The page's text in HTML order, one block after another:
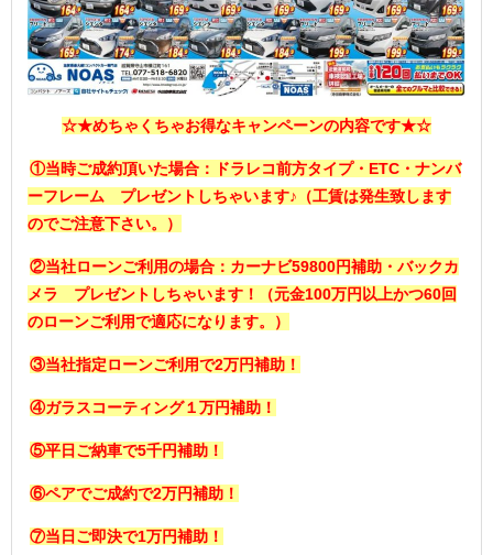
☆★めちゃくちゃお得なキャンペーンの内容です★☆
①当時ご成約頂いた場合：ドラレコ前方タイプ・ETC・ナンバ
ーフレーム プレゼントしちゃいます♪（工賃は発生致します
のでご注意下さい。）
②当社ローンご利用の場合：カーナビ59800円補助・バックカ
メラ プレゼントしちゃいます！（元金100万円以上かつ60回
のローンご利用で適応になります。）
③当社指定ローンご利用で2万円補助！
④ガラスコーティング１万円補助！
⑤平日ご納車で5千円補助！
⑥ペアでご成約で2万円補助！
⑦当日ご即決で1万円補助！